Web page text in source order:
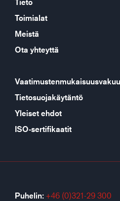
Tieto
Toimialat
Meistä
Ota yhteyttä
Tietosuojakäytäntö
Yleiset ehdot
ISO-sertifikaatit
Puhelin: +46 (0)321-29 300